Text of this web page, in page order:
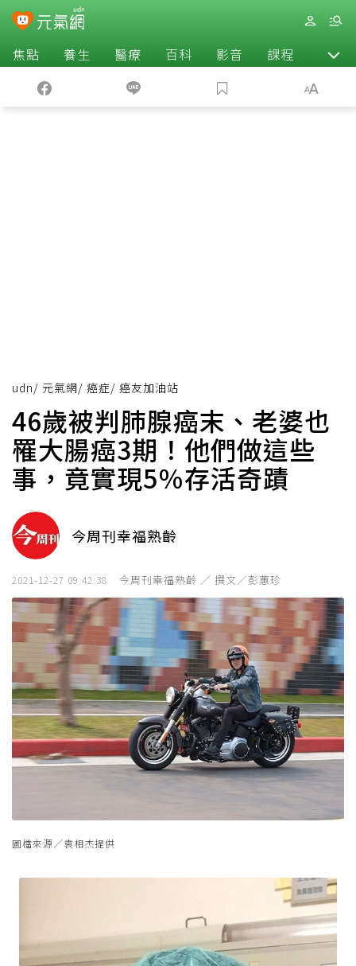
焦點 養生 醫療 百科 影音 課程 退休
udn/ 元氣網/ 癌症/ 癌友加油站
46歲被判肺腺癌末、老婆也
罹大腸癌3期！他們做這些
事，竟實現5％存活奇蹟
今周刊幸福熟齡
2021-12-27 09:42:38 今周刊幸福熟齡 ／ 撰文／彭蕙珍
圖檔來源／袁相杰提供